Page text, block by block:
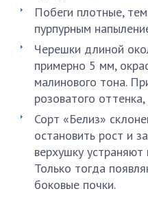
Побеги плотные,
пурпурным
Черешки длиной
примерно 5 мм,
малинового тона.
розоватого
Сорт «Белиз»
остановить рост и
верхушку устраняют
Только тогда
боковые почки.